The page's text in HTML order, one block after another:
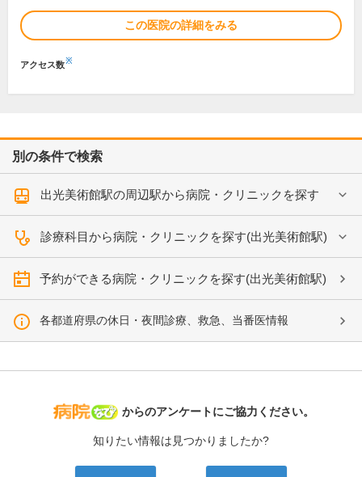
この医院の詳細をみる
アクセス数※
別の条件で検索
出光美術館駅の周辺駅から病院・クリニックを探す
診療科目から病院・クリニックを探す(出光美術館駅)
予約ができる病院・クリニックを探す(出光美術館駅)
各都道府県の休日・夜間診療、救急、当番医情報
病院なび
からのアンケートにご協力ください。
知りたい情報は見つかりましたか?